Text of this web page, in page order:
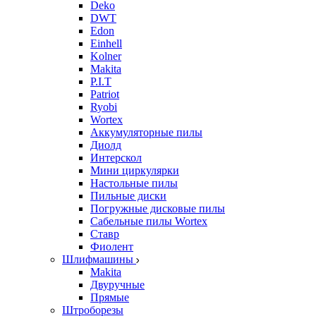
Deko
DWT
Edon
Einhell
Kolner
Makita
P.I.T
Patriot
Ryobi
Wortex
Аккумуляторные пилы
Диолд
Интерскол
Мини циркулярки
Настольные пилы
Пильные диски
Погружные дисковые пилы
Сабельные пилы Wortex
Ставр
Фиолент
Шлифмашины
Makita
Двуручные
Прямые
Штроборезы